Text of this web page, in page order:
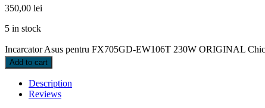
350,00 lei
5 in stock
Incarcator Asus pentru FX705GD-EW106T 230W ORIGINAL
Add to cart
Description
Reviews